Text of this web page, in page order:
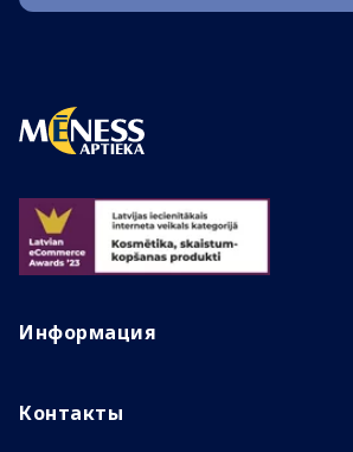
Информация
Контакты